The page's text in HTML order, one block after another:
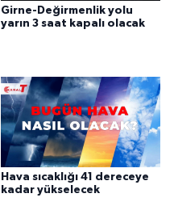
Girne-Değirmenlik yolu
yarın 3 saat kapalı olacak
Hava sıcaklığı 41 dereceye
kadar yükselecek